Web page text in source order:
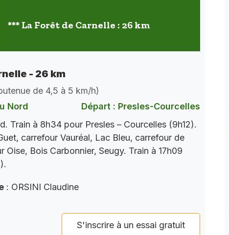
*** La Forêt de Carnelle : 26 km
- 26 km
de 4,5 à 5 km/h)
Nord
Départ : Presles-Courcelles
Train à 8h34 pour Presles – Courcelles (9h12).
carrefour Vauréal, Lac Bleu, carrefour de
Oise, Bois Carbonnier, Seugy. Train à 17h09
: ORSINI Claudine
S'inscrire à un essai gratuit